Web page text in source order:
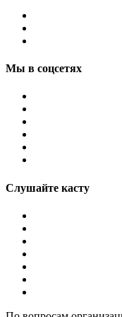
Мы в соцсетях
Слушайте касту